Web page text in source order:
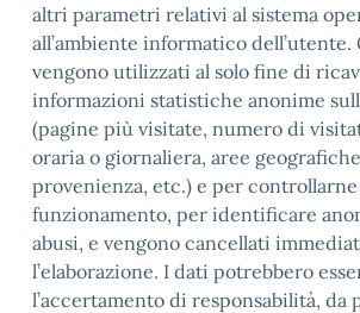
altri parametri relativi al sistema
all’ambiente informatico
vengono utilizzati al solo fine di
informazioni statistiche anonime
(pagine più visitate, numero di
oraria o giornaliera, aree
provenienza, etc.) e per
funzionamento, per identificare
abusi, e vengono cancellati
l’elaborazione. I dati potrebbero
l’accertamento di responsabilità, da